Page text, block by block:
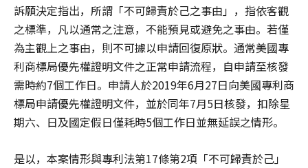
訴願決定指出，所謂「不可歸責於己之事由」，指依客觀
之標準，凡以通常之注意，不能預見或避免之事由。若僅
為主觀上之事由，則不可據以申請回復原狀。通常美國專
利商標局優先權證明文件之正常申請流程，自申請至核發
需時約7個工作日。申請人於2019年6月27日向美國專利商
標局申請優先權證明文件，並於同年7月5日核發，扣除星
期六、日及國定假日僅耗時5個工作日並無延誤之情形。
是以，本案情形與專利法第17條第2項「不可歸責於己」